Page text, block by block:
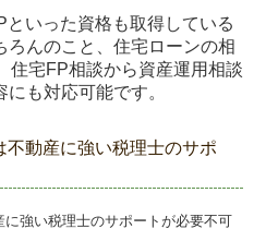
いった資格も取得している
ろんのこ と、住宅ローンの相
住宅FP相談から資産運用相談
にも対応可能です。
動産に強い税理士のサポ